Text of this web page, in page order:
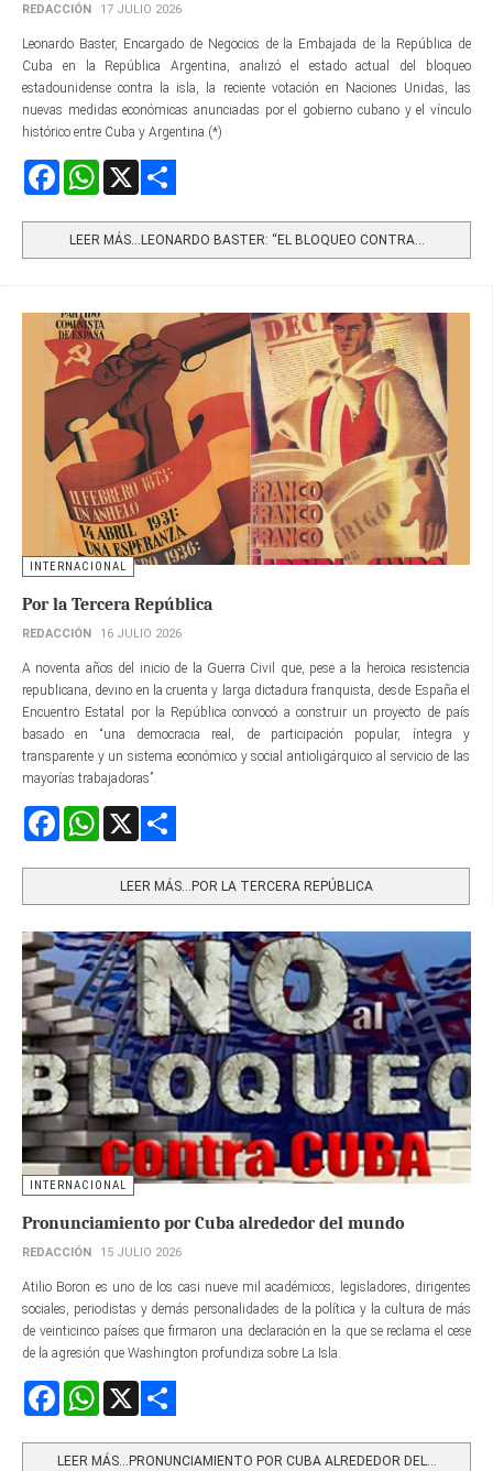
REDACCIÓN 17 JULIO 2026
Leonardo Baster, Encargado de Negocios de la Embajada de la República de
Cuba en la República Argentina, analizó el estado actual del bloqueo
estadounidense contra la isla, la reciente votación en Naciones Unidas, las
nuevas medidas económicas anunciadas por el gobierno cubano y el vínculo
histórico entre Cuba y Argentina.(*)
FacebookWhatsApp
LEER MÁS…LEONARDO BASTER: “EL BLOQUEO CONTRA...
INTERNACIONAL
Por la Tercera República
REDACCIÓN 16 JULIO 2026
A noventa años del inicio de la Guerra Civil que, pese a la heroica resistencia
republicana, devino en la cruenta y larga dictadura franquista, desde España el
Encuentro Estatal por la República convocó a construir un proyecto de país
basado en “una democracia real, de participación popular, íntegra y
transparente y un sistema económico y social antioligárquico al servicio de las
mayorías trabajadoras”.
FacebookWhatsApp
LEER MÁS…POR LA TERCERA REPÚBLICA
INTERNACIONAL
Pronunciamiento por Cuba alrededor del mundo
REDACCIÓN 15 JULIO 2026
Atilio Boron es uno de los casi nueve mil académicos, legisladores, dirigentes
sociales, periodistas y demás personalidades de la política y la cultura de más
de veinticinco países que firmaron una declaración en la que se reclama el cese
de la agresión que Washington profundiza sobre La Isla.
FacebookWhatsApp
LEER MÁS…PRONUNCIAMIENTO POR CUBA ALREDEDOR DEL...